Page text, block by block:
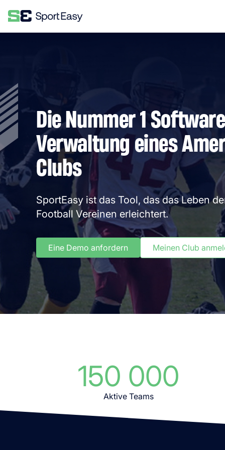
Die Nummer 1
Verwaltung eines
Clubs
SportEasy ist das Tool, das das Leben
Football Vereinen erleichtert.
Eine Demo anfordern Meinen Club
150 000
Aktive Teams